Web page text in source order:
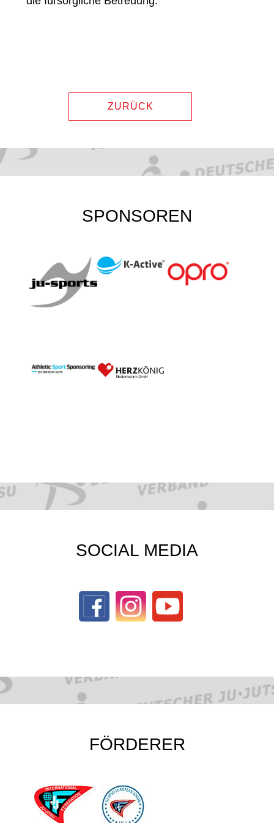
ZURÜCK
SPONSOREN
SOCIAL MEDIA
FÖRDERER